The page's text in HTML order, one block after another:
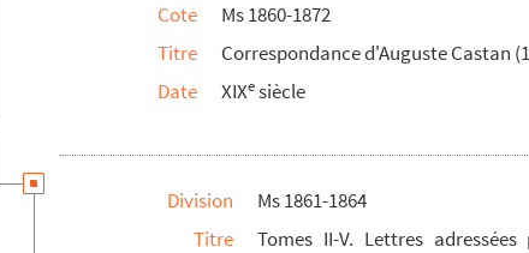
Cote
Ms 1860-1872
Titre
Correspondance d'Auguste Castan
Date
XIXesiècle
Division
Ms 1861-1864
Titre
Tomes II-V. Lettres